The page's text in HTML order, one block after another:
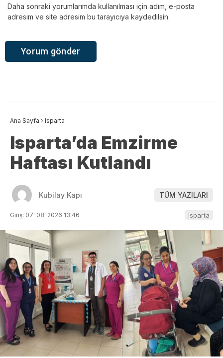
Daha sonraki yorumlarımda kullanılması için adım, e-posta
adresim ve site adresim bu tarayıcıya kaydedilsin.
Ana Sayfa › Isparta
Isparta’da Emzirme
Haftası Kutlandı
Kubilay Kapı TÜM YAZILARI
Giriş: 07-08-2026 13:46 Isparta